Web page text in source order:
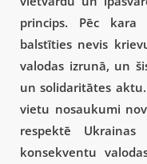
princips. Pēc
balstīties nevis
valodas izrunā, un
un solidaritātes
vietu nosaukumi
respektē
konsekventu